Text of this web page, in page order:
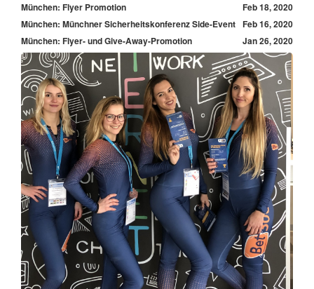
München: Flyer Promotion
Feb 18, 2020
München: Münchner Sicherheitskonferenz Side-Event Feb 16, 2020
München: Flyer- und Give-Away-Promotion
Jan 26, 2020